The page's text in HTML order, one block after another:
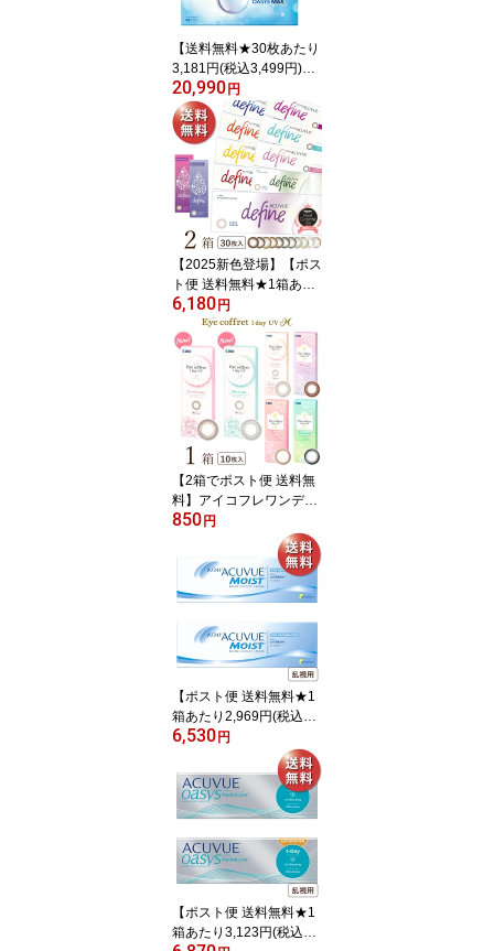
【送料無料★30枚あたり
3,181円(税込3,499円)】
ワンデーアキュビューオ
アシスMAX 90枚パック
2箱セット(30枚入x6箱)
両眼3ヶ月分 (ジョンソ
ン・エンド・ジョンソン/
1DAY/1日使い捨てコン
タクトレンズ)
20,990円
【2025新色登場】【ポス
ト便 送料無料★1箱あた
り2,810円(税込3,090
円)】ワンデーアキュビュ
ーディファインモイスト
30枚パック 2箱セット[3
0枚入x2] 両眼1ヶ月分(ジ
ョンソン・エンド・ジョ
ンソン/1DAY/1日使い捨
てコンタクトレンズ)
6,180円
【2箱でポスト便 送料無
料】アイコフレワンデー
UV M(エム) 10枚(シード/
1DAY/UVカット/リッチ
メイク/ベースメイク/ナ
チュラルメイク/ファース
トメイク/度なし/度あり/
サークル/カラコン/福原
850円
【ポスト便 送料無料★1
箱あたり2,969円(税込3,2
65円)】ワンデーアキュ
ビューモイスト 乱視用 2
箱セット(30枚入x2) 両眼
1ヶ月分(ジョンソン・エ
ンド・ジョンソン/1DAY/
乱視用/トーリック/1日使
い捨てコンタクトレンズ)
6,530円
【ポスト便 送料無料★1
箱あたり3,123円(税込3,4